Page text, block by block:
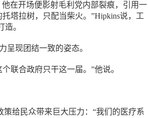
在开场便影射毛利党内部裂痕，引用一
塔拉树，只配当柴火。”Hipkins说，工
。
呈现团结一致的姿态。
联合政府只干这一届。”他说。
策给民众带来巨大压力：“我们的医疗系